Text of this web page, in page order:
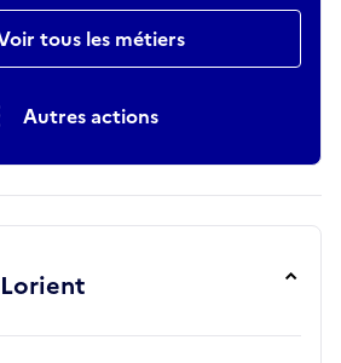
tous les métiers
Autres actions
Lorient